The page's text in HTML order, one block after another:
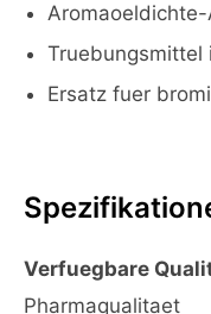
Truebungsmittel
Ersatz fuer
Verfuegbare
Pharmaqualitaet